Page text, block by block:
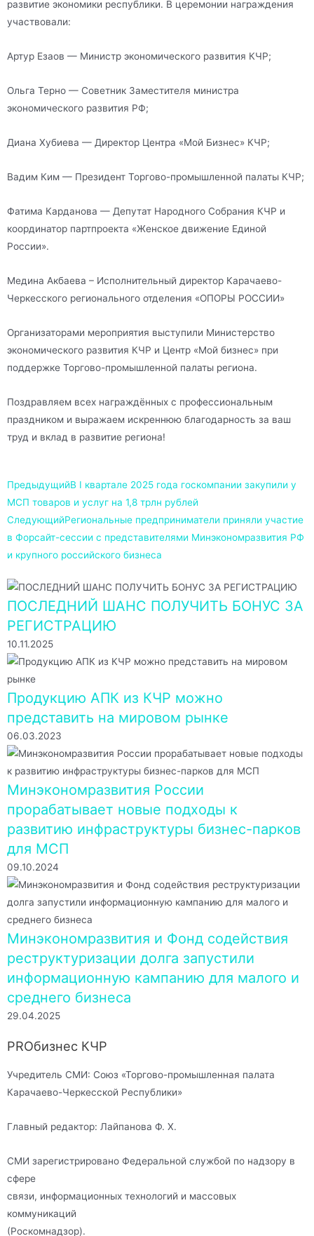
развитие экономики республики. В церемонии награждения
участвовали:
Артур Езаов — Министр экономического развития КЧР;
Ольга Терно — Советник Заместителя министра
экономического развития РФ;
Диана Хубиева — Директор Центра «Мой Бизнес» КЧР;
Вадим Ким — Президент Торгово-промышленной палаты КЧР;
Фатима Карданова — Депутат Народного Собрания КЧР и
координатор партпроекта «Женское движение Единой
России».
Медина Акбаева – Исполнительный директор Карачаево-
Черкесского регионального отделения «ОПОРЫ РОССИИ»
Организаторами мероприятия выступили Министерство
экономического развития КЧР и Центр «Мой бизнес» при
поддержке Торгово-промышленной палаты региона.
Поздравляем всех награждённых с профессиональным
праздником и выражаем искреннюю благодарность за ваш
труд и вклад в развитие региона!
ПредыдущийВ I квартале 2025 года госкомпании закупили у
МСП товаров и услуг на 1,8 трлн рублей
СледующийРегиональные предприниматели приняли участие
в Форсайт-сессии с представителями Минэкономразвития РФ
и крупного российского бизнеса
ПОСЛЕДНИЙ ШАНС ПОЛУЧИТЬ БОНУС ЗА
РЕГИСТРАЦИЮ
10.11.2025
Продукцию АПК из КЧР можно
представить на мировом рынке
06.03.2023
Минэкономразвития России
прорабатывает новые подходы к
развитию инфраструктуры бизнес-парков
для МСП
09.10.2024
Минэкономразвития и Фонд содействия
реструктуризации долга запустили
информационную кампанию для малого и
среднего бизнеса
29.04.2025
PROбизнес КЧР
Учредитель СМИ: Союз «Торгово-промышленная палата
Карачаево-Черкесской Республики»
Главный редактор: Лайпанова Ф. Х.
СМИ зарегистрировано Федеральной службой по надзору в
сфере
связи, информационных технологий и массовых
коммуникаций
(Роскомнадзор).